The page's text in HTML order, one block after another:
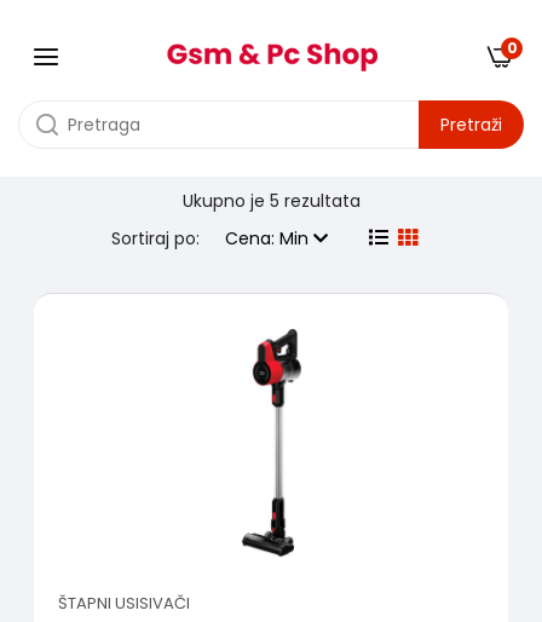
Pretraži
0
Proizvodjač:beko
Ukupno je 5 rezultata
Sortiraj po:
Cena: Min
ŠTAPNI USISIVAČI